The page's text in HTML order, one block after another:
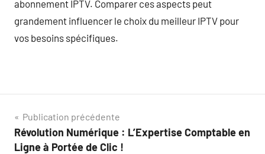
abonnement IPTV. Comparer ces aspects peut
grandement influencer le choix du meilleur IPTV pour
vos besoins spécifiques.
Navigation
de
Publication précédente
Révolution Numérique : L’Expertise Comptable en
Ligne à Portée de Clic !